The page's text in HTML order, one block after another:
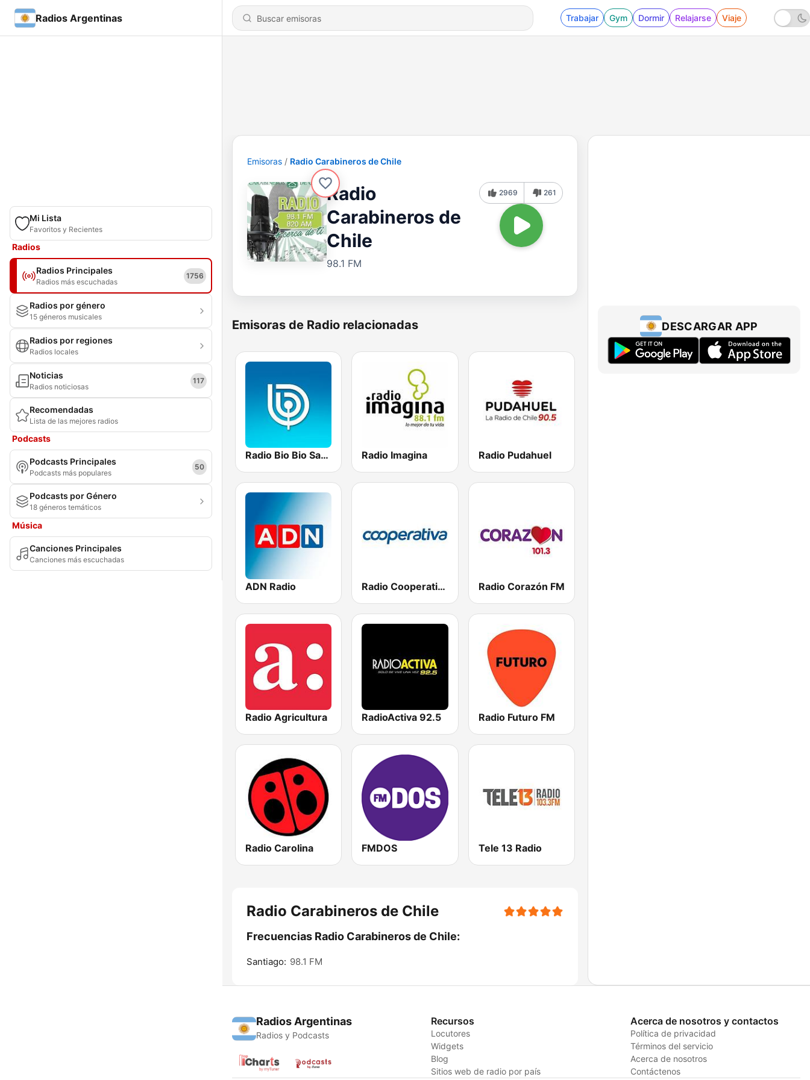
Radios Argentinas Trabajar Gym Dormir Relajarse Viaje
Mi Lista
Favoritos y Recientes
Radios
Radios Principales
Radios más escuchadas
1756
Radios por género
15 géneros musicales
Radios por regiones
Radios locales
Noticias
Radios noticiosas
117
Recomendadas
Lista de las mejores radios
Podcasts
Podcasts Principales
Podcasts más populares
50
Podcasts por Género
18 géneros temáticos
Música
Canciones Principales
Canciones más escuchadas
Emisoras Radio Carabineros de Chile
Radio
Carabineros de
Chile
98.1 FM
2969 261
Emisoras de Radio relacionadas
Radio Bio Bio Santiago Radio Imagina Radio Pudahuel
ADN Radio Radio Cooperativa Radio Corazón FM
Radio Agricultura RadioActiva 92.5 Radio Futuro FM
Radio Carolina FMDOS Tele 13 Radio
Radio Carabineros de Chile
Frecuencias Radio Carabineros de Chile:
Santiago: 98.1 FM
DESCARGAR APP
Radios Argentinas
Radios y Podcasts
Recursos
Locutores
Widgets
Blog
Sitios web de radio por país
Acerca de nosotros y contactos
Política de privacidad
Términos del servicio
Acerca de nosotros
Contáctenos